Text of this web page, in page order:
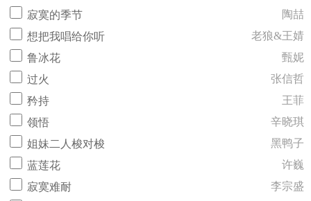
寂寞的季节
陶喆
想把我唱给你听
老狼&王婧
鲁冰花
甄妮
过火
张信哲
矜持
王菲
领悟
辛晓琪
姐妹二人梭对梭
黑鸭子
蓝莲花
许巍
寂寞难耐
李宗盛